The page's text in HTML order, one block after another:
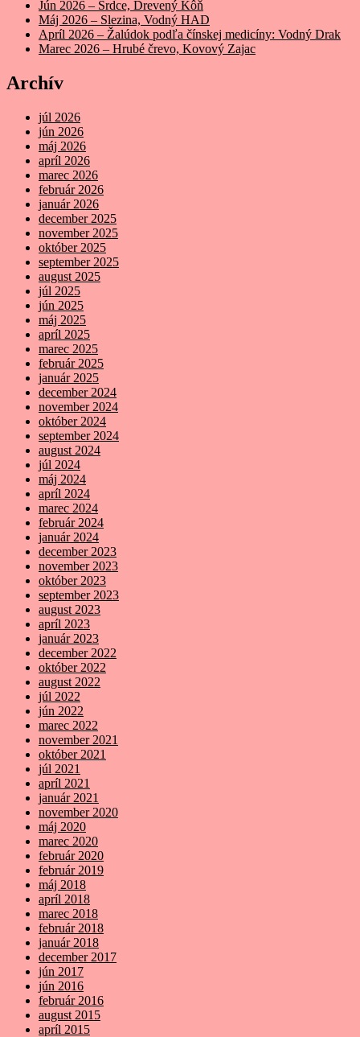
Jún 2026 – Srdce, Drevený Kôň
Máj 2026 – Slezina, Vodný HAD
Apríl 2026 – Žalúdok podľa čínskej medicíny: Vodný Drak
Marec 2026 – Hrubé črevo, Kovový Zajac
Archív
júl 2026
jún 2026
máj 2026
apríl 2026
marec 2026
február 2026
január 2026
december 2025
november 2025
október 2025
september 2025
august 2025
júl 2025
jún 2025
máj 2025
apríl 2025
marec 2025
február 2025
január 2025
december 2024
november 2024
október 2024
september 2024
august 2024
júl 2024
máj 2024
apríl 2024
marec 2024
február 2024
január 2024
december 2023
november 2023
október 2023
september 2023
august 2023
apríl 2023
január 2023
december 2022
október 2022
august 2022
júl 2022
jún 2022
marec 2022
november 2021
október 2021
júl 2021
apríl 2021
január 2021
november 2020
máj 2020
marec 2020
február 2020
február 2019
máj 2018
apríl 2018
marec 2018
február 2018
január 2018
december 2017
jún 2017
jún 2016
február 2016
august 2015
apríl 2015